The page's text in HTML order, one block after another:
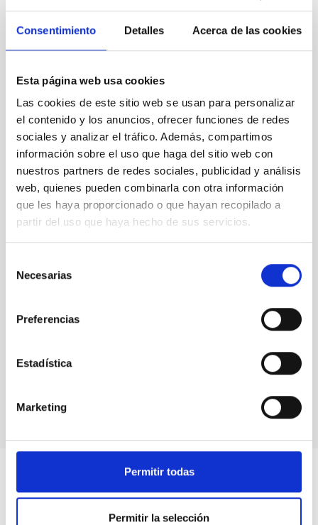
Consentimiento Detalles Acerca de las cookies
Esta página web usa cookies
Las cookies de este sitio web se usan para personalizar
el contenido y los anuncios, ofrecer funciones de redes
sociales y analizar el tráfico. Además, compartimos
información sobre el uso que haga del sitio web con
nuestros partners de redes sociales, publicidad y análisis
web, quienes pueden combinarla con otra información
que les haya proporcionado o que hayan recopilado a
partir del uso que haya hecho de sus servicios.
Necesarias
Preferencias
Estadística
Marketing
Permitir todas
Permitir la selección
gamma.
tan amplio de frecuencias debería aportar una gran mejora en
¿Qué física singular puede ser estudiada con binarias de
rayos gamma?
En los últimos años, ha habido una revolución en nuestra
comprensión de las binarias de rayos gamma. La relación entre
binarias de rayos X poco masivas y la evolución/formación de
púlsares de milisegundo ha sido claramente demostrada. El
descubrimiento de púlsares de milisegundo más y más veloces
ayuda a determinar la ecuación de estado de la materia nuclear
que forma las estrellas de neutrones.